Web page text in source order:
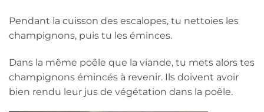
Pendant la cuisson des escalopes, tu nettoies les
champignons, puis tu les éminces.
Dans la même poêle que la viande, tu mets alors tes
champignons émincés à revenir. Ils doivent avoir
bien rendu leur jus de végétation dans la poêle.